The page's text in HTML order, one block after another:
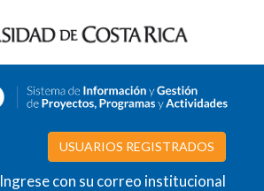
USUARIOS REGISTRADOS
Ingrese con su correo institucional